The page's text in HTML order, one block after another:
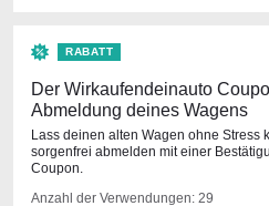
RABATT
Der Wirkaufendeinauto
Abmeldung deines Wagens
Lass deinen alten Wagen ohne Stress
sorgenfrei abmelden mit einer
Coupon.
Anzahl der Verwendungen: 29